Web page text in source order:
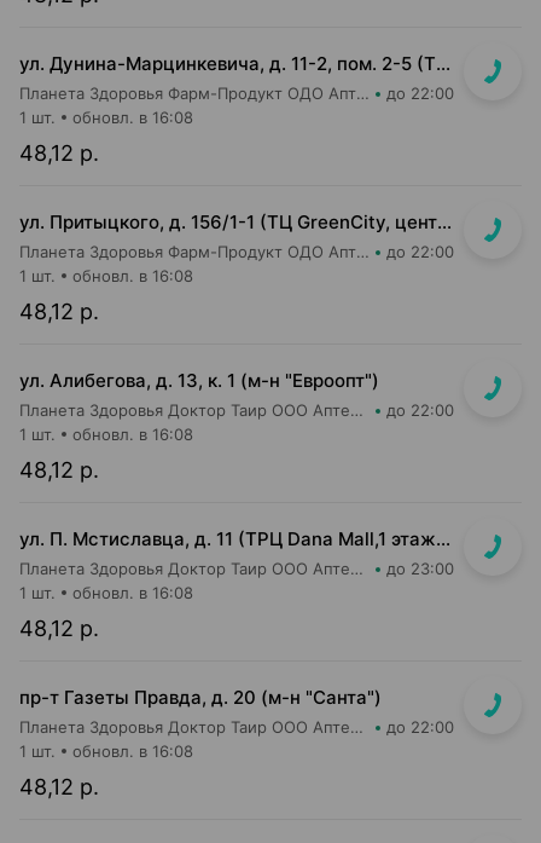
ул. Дунина-Марцинкевича, д. 11-2, пом. 2-5 (ТЦ Раковский кирмаш)
Планета Здоровья Фарм-Продукт ОДО Аптека №24 до 22:00
48,12 р.
1 шт. обновл. в 16:08
ул. Притыцкого, д. 156/1-1 (ТЦ GreenCity, центральный вход со стороны метро)
Планета Здоровья Фарм-Продукт ОДО Аптека №23 до 22:00
48,12 р.
1 шт. обновл. в 16:08
ул. Алибегова, д. 13, к. 1 (м-н "Евроопт")
Планета Здоровья Доктор Таир ООО Аптека №1 до 22:00
48,12 р.
1 шт. обновл. в 16:08
ул. П. Мстиславца, д. 11 (ТРЦ Dana Mall,1 этаж, напротив 26-ой кассы магазина Green)
Планета Здоровья Доктор Таир ООО Аптека №26 до 23:00
48,12 р.
1 шт. обновл. в 16:08
пр-т Газеты Правда, д. 20 (м-н "Санта")
Планета Здоровья Доктор Таир ООО Аптека №11 до 22:00
48,12 р.
1 шт. обновл. в 16:08